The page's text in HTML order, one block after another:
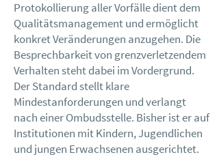
Protokollierung aller Vorfälle dient dem
Qualitätsmanagement und ermöglicht
konkret Veränderungen anzugehen. Die
Besprechbarkeit von grenzverletzendem
Verhalten steht dabei im Vordergrund.
Der Standard stellt klare
Mindestanforderungen und verlangt
nach einer Ombudsstelle. Bisher ist er auf
Institutionen mit Kindern, Jugendlichen
und jungen Erwachsenen ausgerichtet.